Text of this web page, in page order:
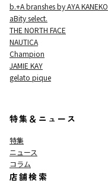
b.+A branshes by AYA KANEKO
aBity select.
THE NORTH FACE
NAUTICA
Champion
JAMIE KAY
gelato pique
特集＆ニュース
特集
ニュース
コラム
店舗検索